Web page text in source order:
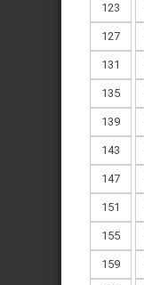
123
127
131
135
139
143
147
151
155
159